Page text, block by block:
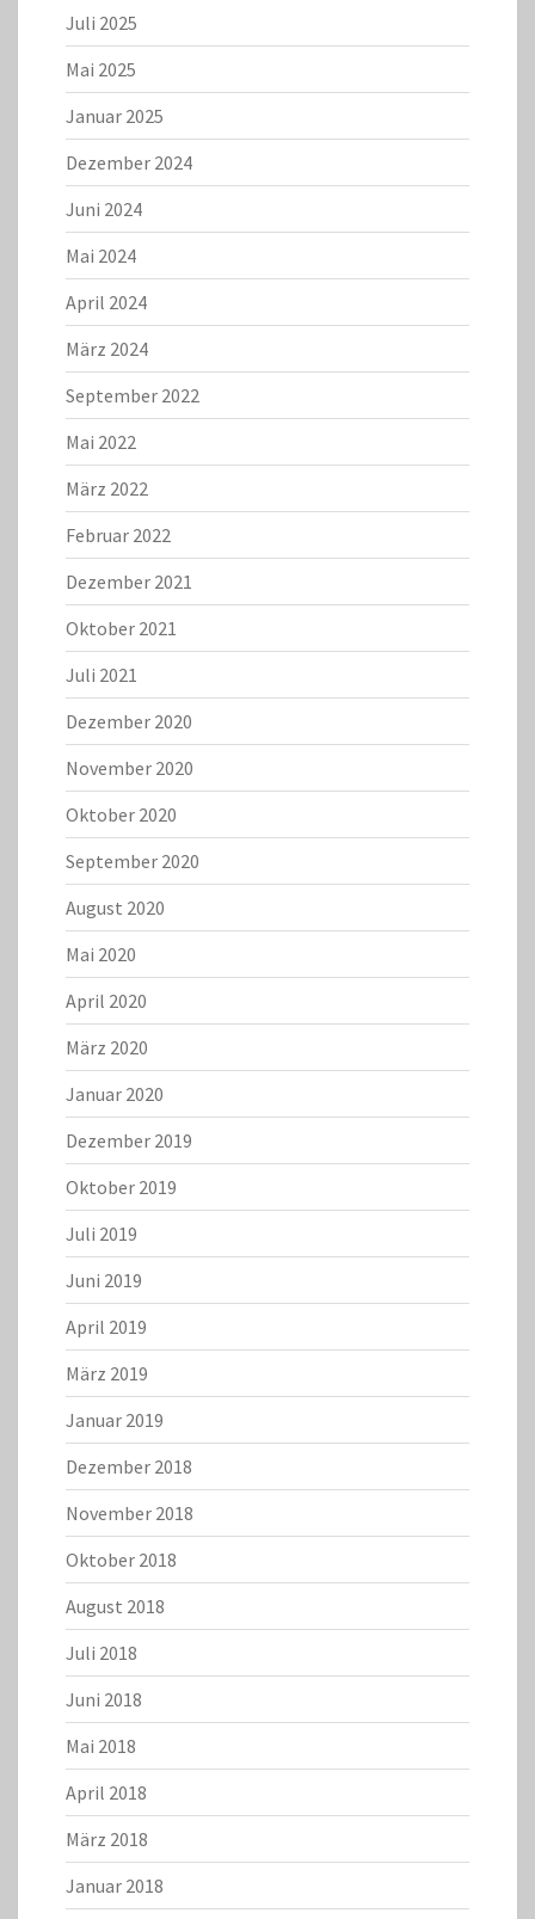
Juli 2025
Mai 2025
Januar 2025
Dezember 2024
Juni 2024
Mai 2024
April 2024
März 2024
September 2022
Mai 2022
März 2022
Februar 2022
Dezember 2021
Oktober 2021
Juli 2021
Dezember 2020
November 2020
Oktober 2020
September 2020
August 2020
Mai 2020
April 2020
März 2020
Januar 2020
Dezember 2019
Oktober 2019
Juli 2019
Juni 2019
April 2019
März 2019
Januar 2019
Dezember 2018
November 2018
Oktober 2018
August 2018
Juli 2018
Juni 2018
Mai 2018
April 2018
März 2018
Januar 2018